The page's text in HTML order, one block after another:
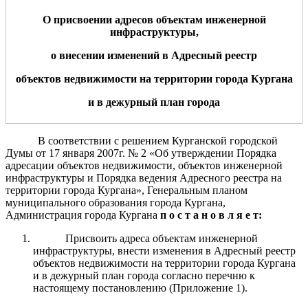
О присвоении адресов объектам инженерной
инфраструктуры,
о внесении изменений в Адресный реестр
объектов недвижимости на территории города Кургана
и в дежурный план города
В соответствии с решением Курганской городской
Думы от 17 января 2007г. № 2 «Об утверждении Порядка
адресации объектов недвижимости, объектов инженерной
инфраструктуры и Порядка ведения Адресного реестра на
территории города Кургана», Генеральным планом
муниципального образования города Кургана,
Администрация города Кургана п о с т а н о в л я е т:
Присвоить адреса объектам инженерной
инфраструктуры, внести изменения в Адресный реестр
объектов недвижимости на территории города Кургана
и в дежурный план города согласно перечню к
настоящему постановлению (Приложение 1).